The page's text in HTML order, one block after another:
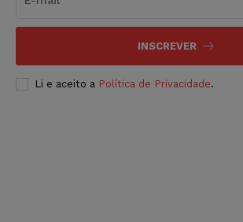
INSCREVER
Li e aceito a Política de Privacidade.